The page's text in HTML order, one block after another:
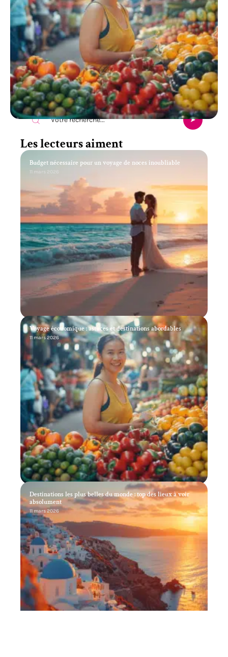
Recherche
Les lecteurs aiment
Budget nécessaire pour un voyage de noces inoubliable
11 mars 2026
Voyage économique : astuces et destinations abordables
11 mars 2026
Destinations les plus belles du monde : top des lieux à voir
absolument
11 mars 2026